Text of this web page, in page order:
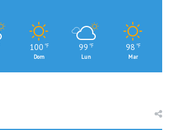
100 ℉
Dom
99 ℉
Lun
98 ℉
Mar